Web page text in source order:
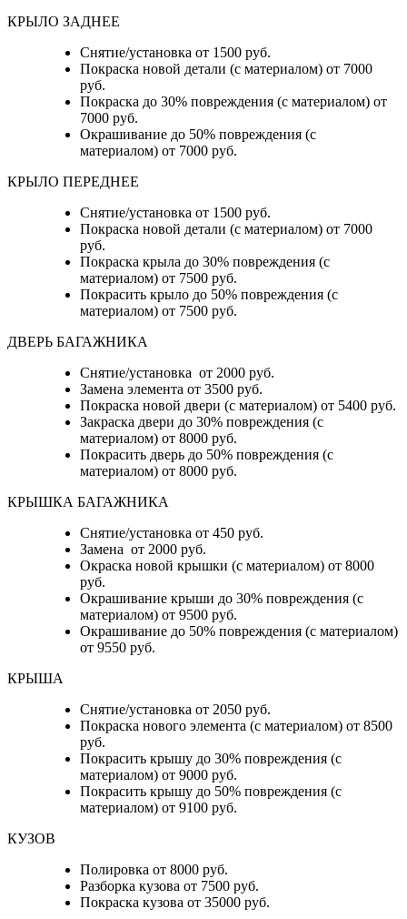
КРЫЛО ЗАДНЕЕ
Снятие/установка от 1500 руб.
Покраска новой детали (с материалом) от 7000
руб.
Покраска до 30% повреждения (с материалом) от
7000 руб.
Окрашивание до 50% повреждения (с
материалом) от 7000 руб.
КРЫЛО ПЕРЕДНЕЕ
Снятие/установка от 1500 руб.
Покраска новой детали (с материалом) от 7000
руб.
Покраска крыла до 30% повреждения (с
материалом) от 7500 руб.
Покрасить крыло до 50% повреждения (с
материалом) от 7500 руб.
ДВЕРЬ БАГАЖНИКА
Снятие/установка от 2000 руб.
Замена элемента от 3500 руб.
Покраска новой двери (с материалом) от 5400 руб.
Закраска двери до 30% повреждения (с
материалом) от 8000 руб.
Покрасить дверь до 50% повреждения (с
материалом) от 8000 руб.
КРЫШКА БАГАЖНИКА
Снятие/установка от 450 руб.
Замена от 2000 руб.
Окраска новой крышки (с материалом) от 8000
руб.
Окрашивание крыши до 30% повреждения (с
материалом) от 9500 руб.
Окрашивание до 50% повреждения (с материалом)
от 9550 руб.
КРЫША
Снятие/установка от 2050 руб.
Покраска нового элемента (с материалом) от 8500
руб.
Покрасить крышу до 30% повреждения (с
материалом) от 9000 руб.
Покрасить крышу до 50% повреждения (с
материалом) от 9100 руб.
КУЗОВ
Полировка от 8000 руб.
Разборка кузова от 7500 руб.
Покраска кузова от 35000 руб.